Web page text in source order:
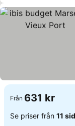
Från 631 kr
Se priser från 11